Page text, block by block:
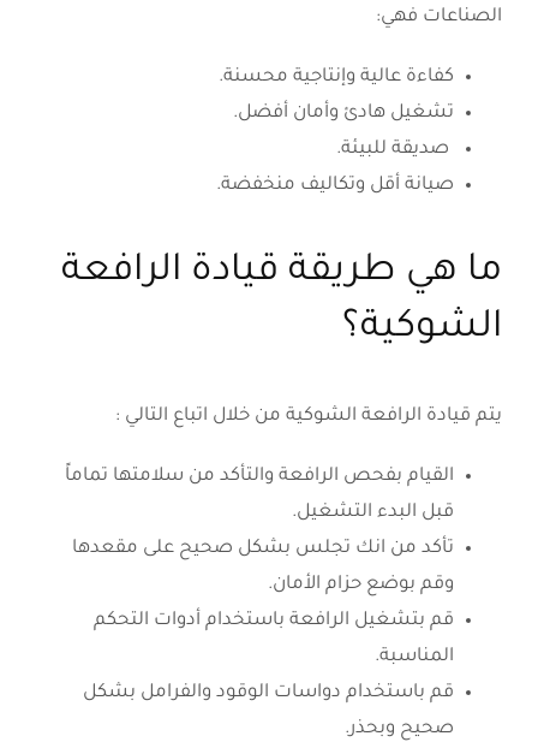
الصناعات فهي:
كفاءة عالية وإنتاجية محسنة.
تشغيل هادئ وأمان أفضل.
صديقة للبيئة.
صيانة أقل وتكاليف منخفضة.
ما هي طريقة قيادة الرافعة
الشوكية؟
يتم قيادة الرافعة الشوكية من خلال اتباع التالي :
القيام بفحص الرافعة والتأكد من سلامتها تماماً
قبل البدء التشغيل.
تأكد من انك تجلس بشكل صحيح على مقعدها
وقم بوضع حزام الأمان.
قم بتشغيل الرافعة باستخدام أدوات التحكم
المناسبة.
قم باستخدام دواسات الوقود والفرامل بشكل
صحيح وبحذر.